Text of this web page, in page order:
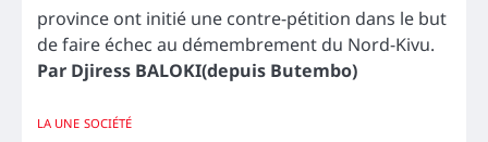
province ont initié une contre-pétition dans le but
de faire échec au démembrement du Nord-Kivu.
Par Djiress BALOKI(depuis Butembo)
LA UNE SOCIÉTÉ